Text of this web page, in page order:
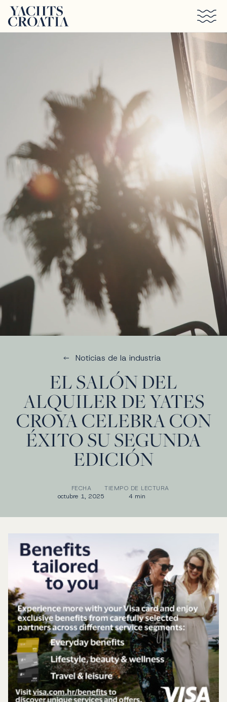
Saltar al contenido principal
Noticias de la industria
EL SALÓN DEL
ALQUILER DE YATES
CROYA CELEBRA CON
ÉXITO SU SEGUNDA
EDICIÓN
FECHA
octubre 1, 2025
TIEMPO DE LECTURA
4 min